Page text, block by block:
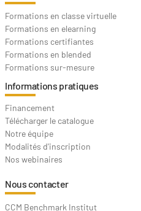
Formations en classe virtuelle
Formations en elearning
Formations certifiantes
Formations en blended
Formations sur-mesure
Informations pratiques
Financement
Télécharger le catalogue
Notre équipe
Modalités d'inscription
Nos webinaires
Nous contacter
CCM Benchmark Institut